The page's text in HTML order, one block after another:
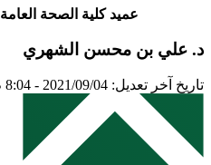
عميد كلية الصحة
د. علي بن محسن الشهري
تاريخ آخر تعديل: 2021/09/04 - 8:04 م بتوقيت السعودية